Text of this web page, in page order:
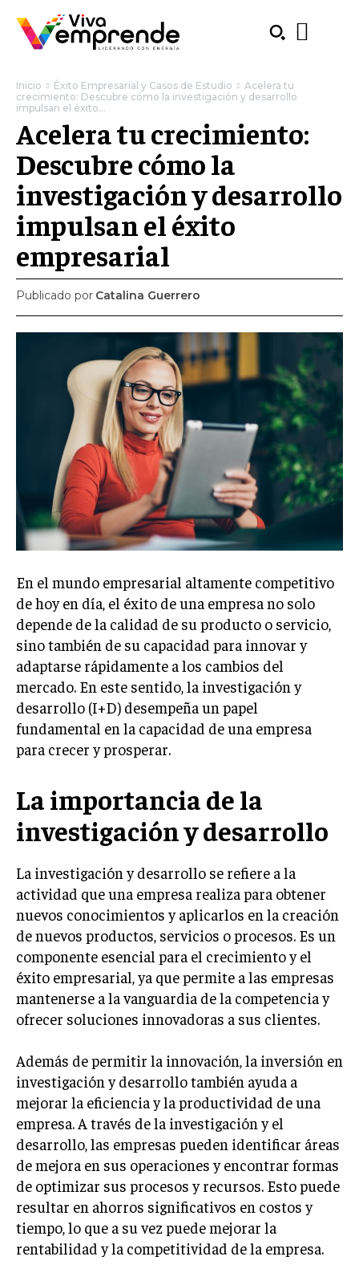
Welcome to Liberty Case
We have a curated list of the most noteworthy news from all
across the globe. With any subscription plan, you get access
exclusive articlesthat let you stay ahead of the curve.
Your Profile
NEWS LIFESTYLE PUBLIC OPINION
LIFESTYLE
AGENCIAS DE MARKETING
AGENCIAS DE POSICIONAMIENTO WEB SEO
MARKETING DIGITAL
PUBLICIDAD
VENTAS Y PERSUASIÓN
GESTIÓN DE PRODUCTOS
COMUNICACIÓN CORPORATIVA
GESTIÓN DE MARCA
INVESTIGACIÓN DE MERCADO
ANÁLISIS DE COMPETENCIA
GESTIÓN DE CLIENTES
EMPRENDIMIENTO
INNOVACIÓN EMPRESARIAL
GESTIÓN DEL CAMBIO
LIDERAZGO
Inicio Éxito Empresarial y Casos de Estudio
Acelera tu
crecimiento: Descubre cómo la investigación y desarrollo
impulsan el éxito...
Acelera tu crecimiento:
Descubre cómo la
investigación y desarrollo
impulsan el éxito
empresarial
Publicado por Catalina Guerrero
En el mundo empresarial altamente competitivo
de hoy en día, el éxito de una empresa no solo
depende de la calidad de su producto o servicio,
sino también de su capacidad para innovar y
adaptarse rápidamente a los cambios del
mercado. En este sentido, la investigación y
desarrollo (I+D) desempeña un papel
fundamental en la capacidad de una empresa
para crecer y prosperar.
La importancia de la
investigación y desarrollo
La investigación y desarrollo se refiere a la
actividad que una empresa realiza para obtener
nuevos conocimientos y aplicarlos en la creación
de nuevos productos, servicios o procesos. Es un
componente esencial para el crecimiento y el
éxito empresarial, ya que permite a las empresas
mantenerse a la vanguardia de la competencia y
ofrecer soluciones innovadoras a sus clientes.
Además de permitir la innovación, la inversión en
investigación y desarrollo también ayuda a
mejorar la eficiencia y la productividad de una
empresa. A través de la investigación y el
desarrollo, las empresas pueden identificar áreas
de mejora en sus operaciones y encontrar formas
de optimizar sus procesos y recursos. Esto puede
resultar en ahorros significativos en costos y
tiempo, lo que a su vez puede mejorar la
rentabilidad y la competitividad de la empresa.